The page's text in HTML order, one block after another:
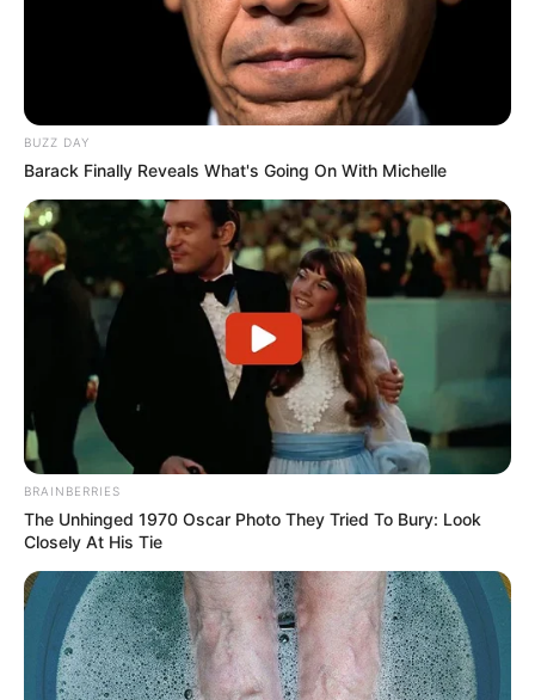
BUZZ DAY
Barack Finally Reveals What's Going On With Michelle
BRAINBERRIES
The Unhinged 1970 Oscar Photo They Tried To Bury: Look
Closely At His Tie